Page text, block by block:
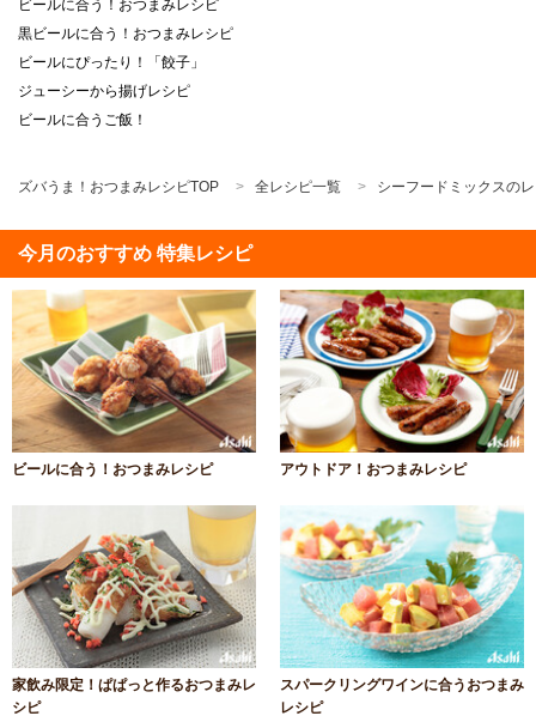
ビールに合う！おつまみレシピ
黒ビールに合う！おつまみレシピ
ビールにぴったり！「餃子」
ジューシーから揚げレシピ
ビールに合うご飯！
ズバうま！おつまみレシピTOP 全レシピ一覧 シーフードミックスの
今月のおすすめ 特集レシピ
ビールに合う！おつまみレシピ アウトドア！おつまみレシピ
家飲み限定！ぱぱっと作るおつまみレ
シピ
スパークリングワインに合うおつまみ
レシピ